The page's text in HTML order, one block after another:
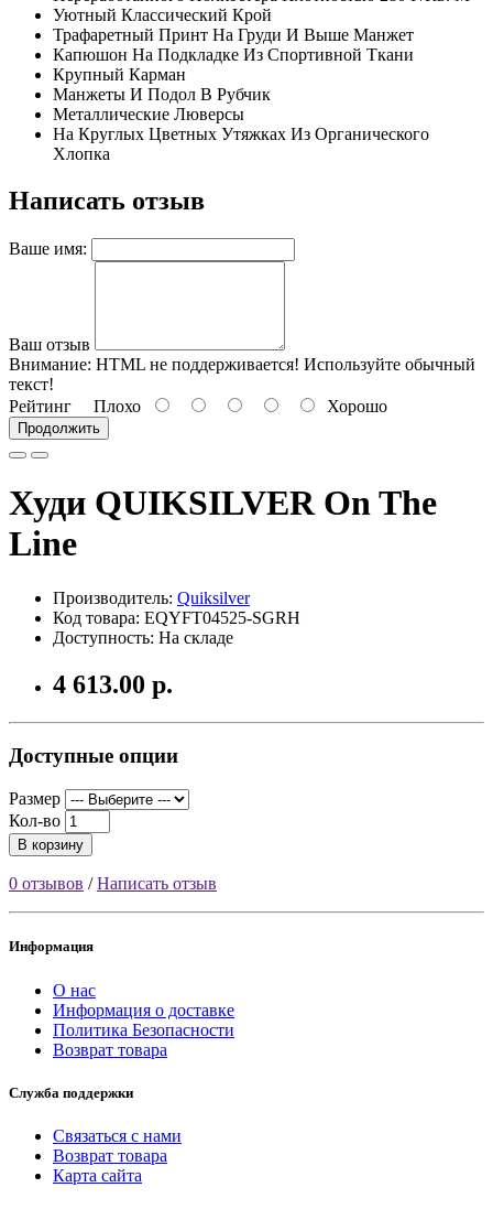
Уютный Классический Крой
Трафаретный Принт На Груди И Выше Манжет
Капюшон На Подкладке Из Спортивной Ткани
Крупный Карман
Манжеты И Подол В Рубчик
Металлические Люверсы
На Круглых Цветных Утяжках Из Органического
Хлопка
Написать отзыв
Ваше имя:
Ваш отзыв
Внимание: HTML не поддерживается! Используйте обычный
текст!
Рейтинг Плохо Хорошо
Продолжить
Худи QUIKSILVER On The
Line
Производитель: Quiksilver
Код товара: EQYFT04525-SGRH
Доступность: На складе
4 613.00 р.
Доступные опции
Размер
Кол-во
В корзину
0 отзывов /Написать отзыв
Информация
О нас
Информация о доставке
Политика Безопасности
Возврат товара
Служба поддержки
Связаться с нами
Возврат товара
Карта сайта